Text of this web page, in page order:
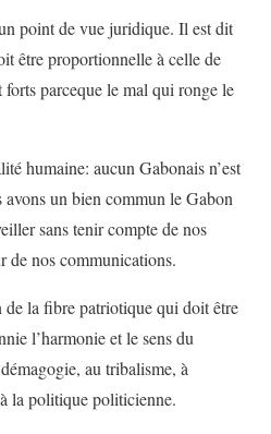
point de vue juridique. Il est dit
être proportionnelle à celle de
forts parceque le mal qui ronge le
humaine: aucun Gabonais n’est
avons un bien commun le Gabon
sans tenir compte de nos
de nos communications.
la fibre patriotique qui doit être
l’harmonie et le sens du
au tribalisme, à
la politique politicienne.